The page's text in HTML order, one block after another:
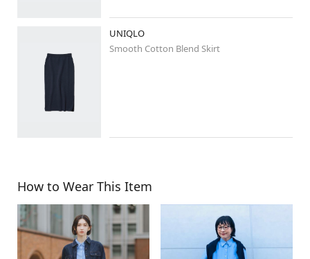
#高身長女子
#イオンモール新利府南館店
UNIQLO
Smooth Cotton Blend Skirt
How to Wear This Item